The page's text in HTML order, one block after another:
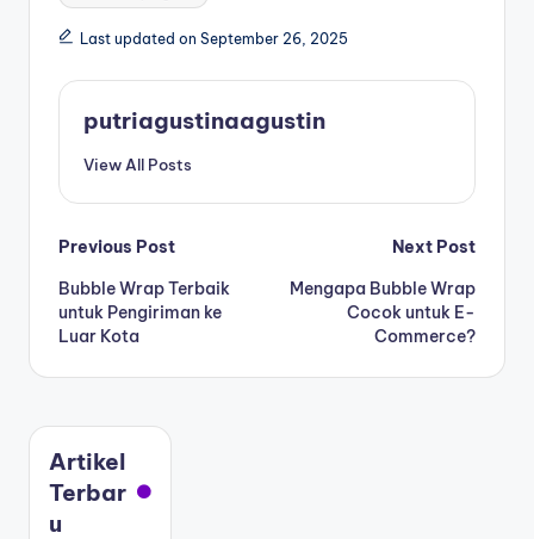
Last updated on September 26, 2025
putriagustinaagustin
View All Posts
Previous Post
Bubble Wrap Terbaik
untuk Pengiriman ke
Luar Kota
Next Post
Mengapa Bubble Wrap
Cocok untuk E-
Commerce?
Artikel
Terbar
u